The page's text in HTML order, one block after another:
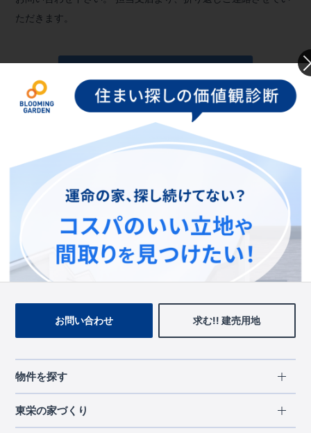
ただきます。
お問い合わせフォームへ
この物件を見ている人に
おすすめの物件
お問い合わせ 求む!! 建売用地
物件を探す
エリアから探す
北海道・東北
東栄の家づくり